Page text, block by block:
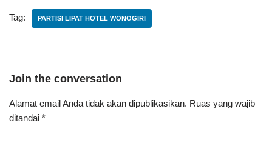
Tag: PARTISI LIPAT HOTEL WONOGIRI
Join the conversation
Alamat email Anda tidak akan dipublikasikan. Ruas yang wajib
ditandai *